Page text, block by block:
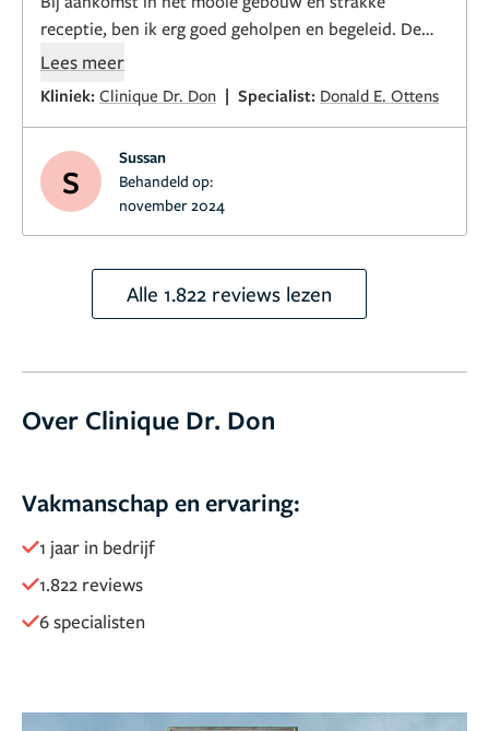
raad dokter Don en zijn kliniek iedereen van harte
receptie, ben ik erg goed geholpen en begeleid. De
collega’s waren ontzettend professioneel en ik heb
erg leuke gesprekken gehad. Ik ben erg blij met het
process!
DANK
Lees meer
Kliniek: Clinique Dr. Don | Specialist: Donald E. Ottens
S
Sussan
Behandeld op:
november 2024
Alle 1.822 reviews lezen
Over Clinique Dr. Don
Vakmanschap en ervaring:
1 jaar in bedrijf
1.822 reviews
6 specialisten